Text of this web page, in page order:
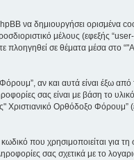
να δημιουργήσει ορισμένα
μέλους (εφεξής “user-
σε θέματα μέσα στο
αν και αυτά είναι έξω από
σας είναι με βάση το
Χριστιανικό Ορθόδοξο Φόρουμ”
που χρησιμοποιείται για
σας σχετικά με το